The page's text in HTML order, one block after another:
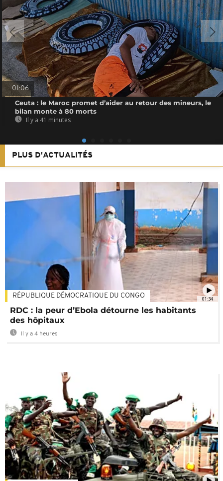
01:06
Ceuta : le Maroc promet d’aider au retour des mineurs, le
bilan monte à 80 morts
Il y a 41 minutes
PLUS D'ACTUALITÉS
01:34
RÉPUBLIQUE DÉMOCRATIQUE DU CONGO
RDC : la peur d’Ebola détourne les habitants
des hôpitaux
Il y a 4 heures